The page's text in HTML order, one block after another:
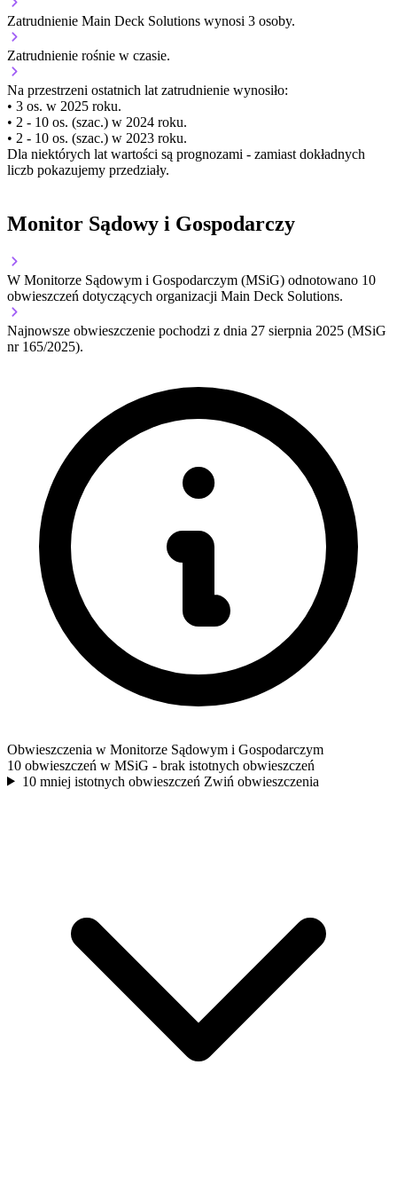
Zatrudnienie Main Deck Solutions wynosi 3 osoby.
Zatrudnienie rośnie w czasie.
Na przestrzeni ostatnich lat zatrudnienie wynosiło:
• 3 os. w 2025 roku.
• 2 - 10 os. (szac.) w 2024 roku.
• 2 - 10 os. (szac.) w 2023 roku.
Dla niektórych lat wartości są prognozami - zamiast dokładnych
liczb pokazujemy przedziały.
Monitor Sądowy i Gospodarczy
W Monitorze Sądowym i Gospodarczym (MSiG) odnotowano 10
obwieszczeń dotyczących organizacji Main Deck Solutions.
Najnowsze obwieszczenie pochodzi z dnia 27 sierpnia 2025 (MSiG
nr 165/2025).
Obwieszczenia w Monitorze Sądowym i Gospodarczym
10 obwieszczeń w MSiG - brak istotnych obwieszczeń
10 mniej istotnych obwieszczeń Zwiń obwieszczenia